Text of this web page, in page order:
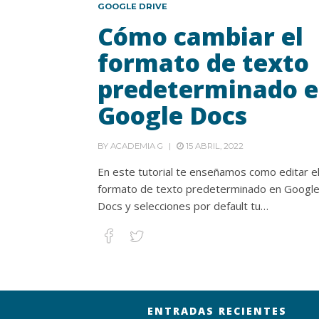
GOOGLE DRIVE
Cómo cambiar el
formato de texto
predeterminado
Google Docs
BY ACADEMIA G 15 ABRIL, 2022
En este tutorial te enseñamos como editar el
formato de texto predeterminado en Google
Docs y selecciones por default tu…
ENTRADAS RECIENTES